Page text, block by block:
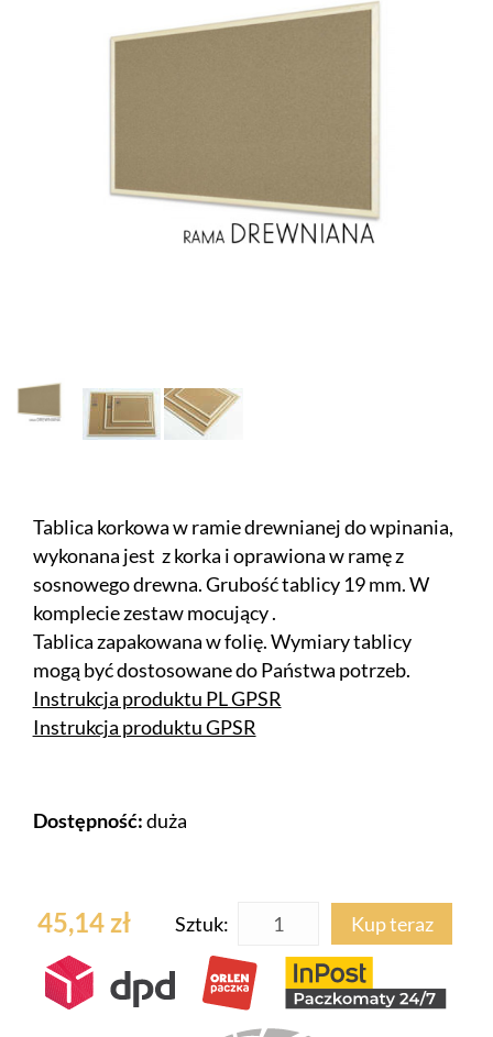
Tablica korkowa w ramie drewnianej do wpinania,
wykonana jest z korka i oprawiona w ramę z
sosnowego drewna. Grubość tablicy 19 mm. W
komplecie zestaw mocujący .
Tablica zapakowana w folię. Wymiary tablicy
mogą być dostosowane do Państwa potrzeb.
Instrukcja produktu PL GPSR
Instrukcja produktu GPSR
Dostępność:duża
45,14 zł Sztuk: Kup teraz